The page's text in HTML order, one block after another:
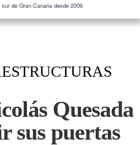
de Gran Canaria desde 2006
Quesada
sus puertas